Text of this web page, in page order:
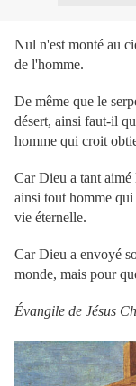
Nul n'est monté au
de l'homme.
De même que le
désert, ainsi faut-il
homme qui croit
Car Dieu a tant
ainsi tout homme
vie éternelle.
Car Dieu a envoyé
monde, mais pour
Évangile de Jésus